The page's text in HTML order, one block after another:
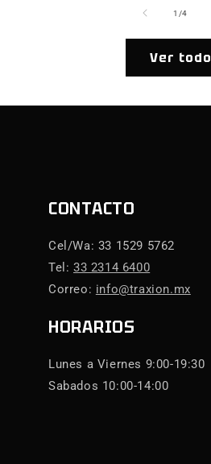
1 /de
4
Ver todo
CONTACTO
Cel/Wa: 33 1529 5762
Tel:33 2314 6400
Correo: info@traxion.mx
HORARIOS
Lunes a Viernes 9:00-19:30
Sabados 10:00-14:00